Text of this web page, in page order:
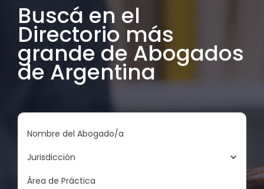
Buscá en el
Directorio más
grande de Abogados
de Argentina
Nombre del Abogado/a
Jurisdicción
Área de Práctica